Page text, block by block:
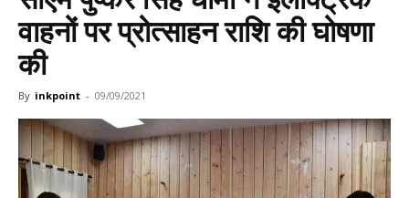
वाहनों पर प्रोत्साहन राशि की घोषणा
की
By inkpoint - 09/09/2021